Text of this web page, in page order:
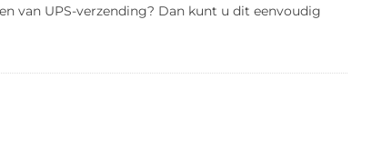
van UPS-verzending? Dan kunt u dit eenvoudig